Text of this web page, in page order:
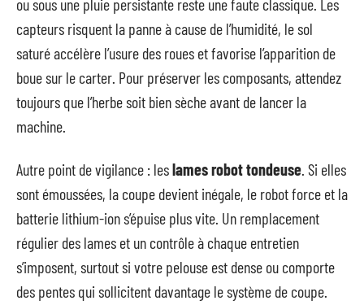
ou sous une pluie persistante reste une faute classique. Les
capteurs risquent la panne à cause de l’humidité, le sol
saturé accélère l’usure des roues et favorise l’apparition de
boue sur le carter. Pour préserver les composants, attendez
toujours que l’herbe soit bien sèche avant de lancer la
machine.
Autre point de vigilance : leslames robot tondeuse . Si elles
sont émoussées, la coupe devient inégale, le robot force et la
batterie lithium-ion s’épuise plus vite. Un remplacement
régulier des lames et un contrôle à chaque entretien
s’imposent, surtout si votre pelouse est dense ou comporte
des pentes qui sollicitent davantage le système de coupe.